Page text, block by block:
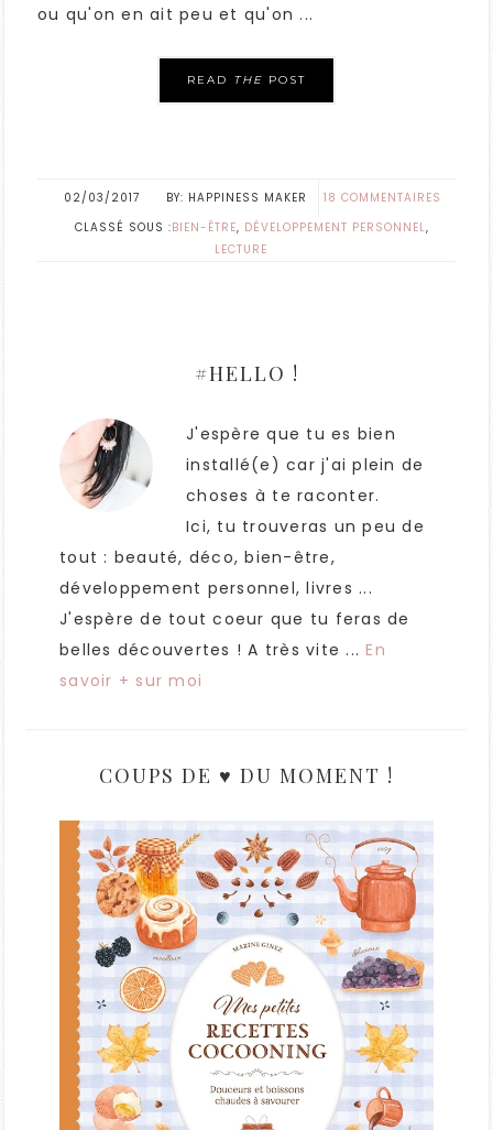
ou qu'on en ait peu et qu'on ...
READ THE POST
02/03/2017 HAPPINESS MAKER
18 COMMENTAIRES
CLASSÉ SOUS :BIEN-ÊTRE, DÉVELOPPEMENT PERSONNEL,
LECTURE
#HELLO !
J'espère que tu es bien
installé(e) car j'ai plein de
choses à te raconter.
Ici, tu trouveras un peu de
tout : beauté, déco, bien-être,
développement personnel, livres ...
J'espère de tout coeur que tu feras de
belles découvertes ! A très vite ...En
savoir + sur moi
COUPS DE ♥ DU MOMENT !